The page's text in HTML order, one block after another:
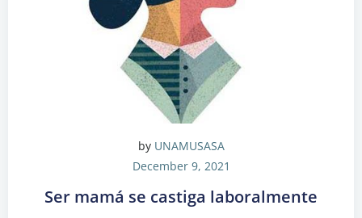
by UNAMUSASA
December 9, 2021
Ser mamá se castiga laboralmente